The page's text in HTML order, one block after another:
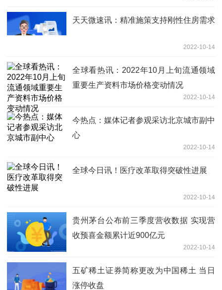
天天微速讯：精准施策支持刚性住房需求
2022-10-14
全球看热讯：2022年10月上旬流通领域
重要生产资料市场价格变动情况
2022-10-14
今热点：媒体记者参观采访北京城市副中
心
2022-10-14
全球今日讯！医疗改革取得突破性进展
2022-10-14
贵州茅台公布前三季度营收数据 实现营
收预喜金额累计近900亿元
2022-10-14
五矿稀土证券简称更改为中国稀土 当日
涨停收盘